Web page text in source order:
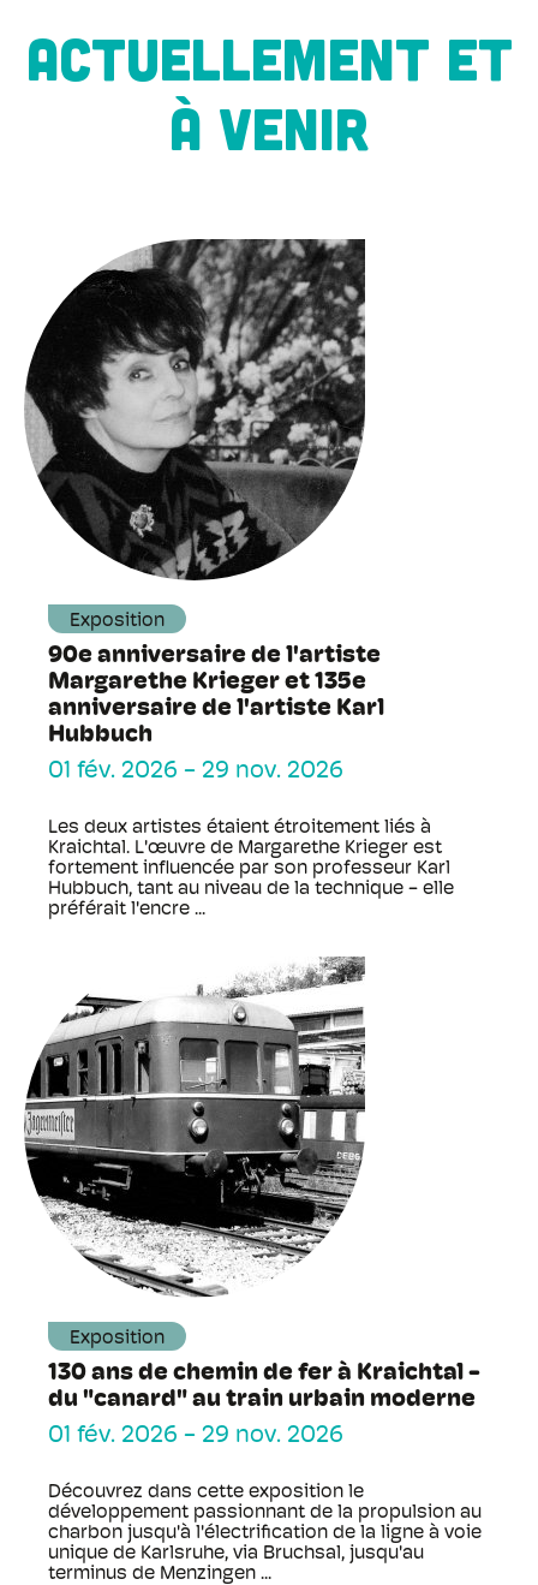
ACTUELLEMENT ET
À VENIR
Exposition
90e anniversaire de l'artiste
Margarethe Krieger et 135e
anniversaire de l'artiste Karl
Hubbuch
01 fév. 2026 - 29 nov. 2026
Les deux artistes étaient étroitement liés à
Kraichtal. L'œuvre de Margarethe Krieger est
fortement influencée par son professeur Karl
Hubbuch, tant au niveau de la technique - elle
préférait l'encre ...
Exposition
130 ans de chemin de fer à Kraichtal -
du "canard" au train urbain moderne
01 fév. 2026 - 29 nov. 2026
Découvrez dans cette exposition le
développement passionnant de la propulsion au
charbon jusqu'à l'électrification de la ligne à voie
unique de Karlsruhe, via Bruchsal, jusqu'au
terminus de Menzingen ...